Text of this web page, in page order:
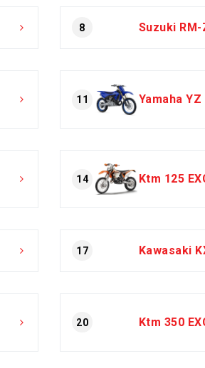
8 Suzuki RM-
11 Yamaha YZ
14 Ktm 125
17 Kawasaki
20 Ktm 350